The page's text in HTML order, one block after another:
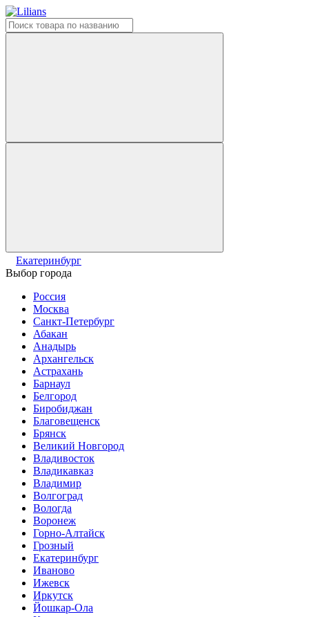
Екатеринбург
Выбор города
Россия
Москва
Санкт-Петербург
Абакан
Анадырь
Архангельск
Астрахань
Барнаул
Белгород
Биробиджан
Благовещенск
Брянск
Великий Новгород
Владивосток
Владикавказ
Владимир
Волгоград
Вологда
Воронеж
Горно-Алтайск
Грозный
Екатеринбург
Иваново
Ижевск
Иркутск
Йошкар-Ола